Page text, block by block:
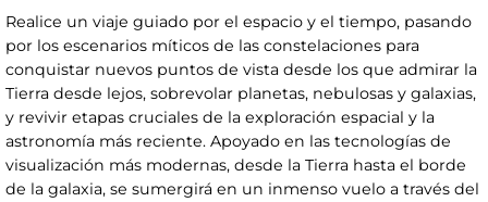
Realice un viaje guiado por el espacio y el tiempo, pasando
por los escenarios míticos de las constelaciones para
conquistar nuevos puntos de vista desde los que admirar la
Tierra desde lejos, sobrevolar planetas, nebulosas y galaxias,
y revivir etapas cruciales de la exploración espacial y la
astronomía más reciente. Apoyado en las tecnologías de
visualización más modernas, desde la Tierra hasta el borde
de la galaxia, se sumergirá en un inmenso vuelo a través del